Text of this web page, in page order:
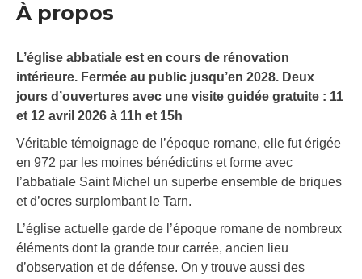
À propos
L’église abbatiale est en cours de rénovation
intérieure. Fermée au public jusqu’en 2028. Deux
jours d’ouvertures avec une visite guidée gratuite : 11
et 12 avril 2026 à 11h et 15h
Véritable témoignage de l’époque romane, elle fut érigée
en 972 par les moines bénédictins et forme avec
l’abbatiale Saint Michel un superbe ensemble de briques
et d’ocres surplombant le Tarn.
L’église actuelle garde de l’époque romane de nombreux
éléments dont la grande tour carrée, ancien lieu
d’observation et de défense. On y trouve aussi des